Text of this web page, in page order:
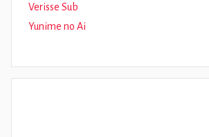
Verisse Sub
Yunime no Ai